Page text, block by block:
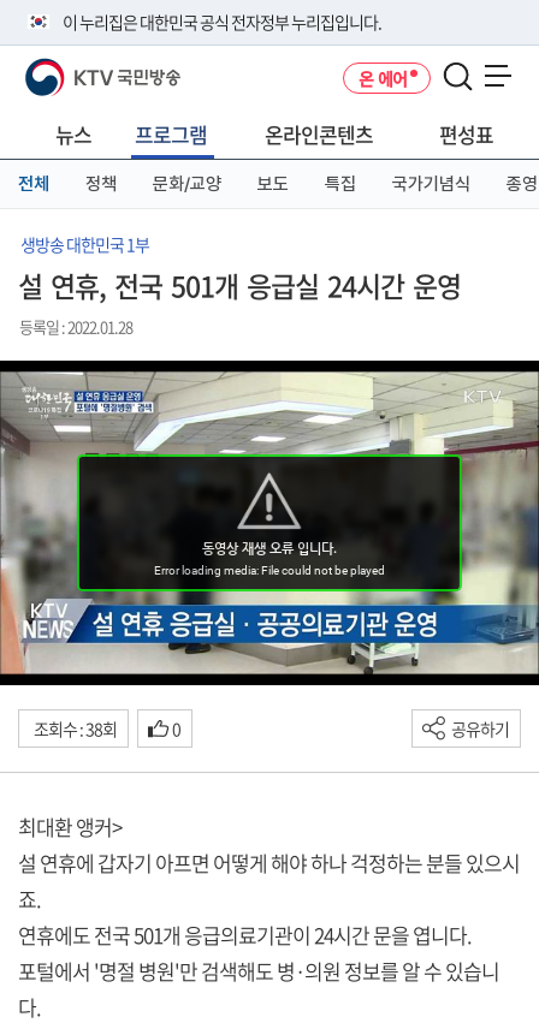
이 누리집은 대한민국 공식 전자정부 누리집입니다.
공식 누리집 주소 확인하기
니다.
이밖에 or.kr 또는 .kr등 다른 도메인 주소를 사용하고 있다면 아래 URL에
서 도메인 주소를 확인해 보세요
KTV 국민방송 온 에어
뉴스 프로그램 온라인콘텐츠 편성표
전체 정책 문화/교양 보도 특집 국가기념식 종영
생방송 대한민국 1부
설 연휴, 전국 501개 응급실 24시간 운영
등록일 : 2022.01.28
조회수 : 38회 0 공유하기
최대환 앵커>
설 연휴에 갑자기 아프면 어떻게 해야 하나 걱정하는 분들 있으시
죠.
연휴에도 전국 501개 응급의료기관이 24시간 문을 엽니다.
포털에서 '명절 병원'만 검색해도 병·의원 정보를 알 수 있습니
다.